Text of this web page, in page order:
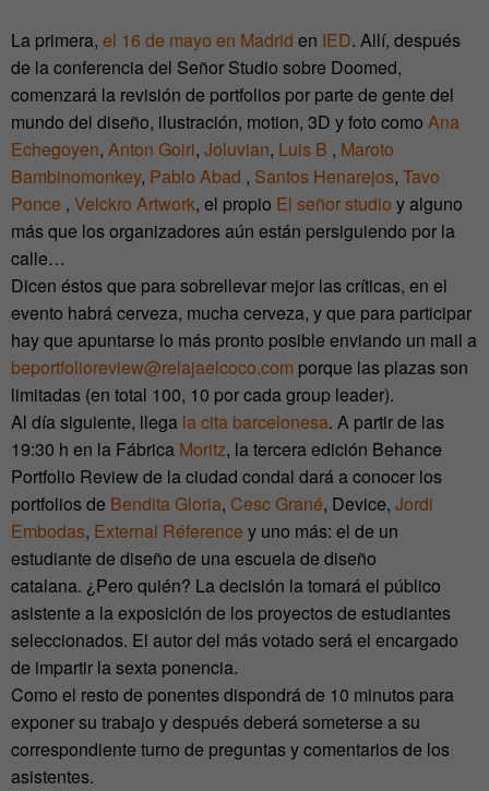
La primera, el 16 de mayo en Madrid en IED. Allí, después
de la conferencia del Señor Studio sobre Doomed,
comenzará la revisión de portfolios por parte de gente del
mundo del diseño, ilustración, motion, 3D y foto como Ana
Echegoyen, Anton Goiri, Joluvian, Luis B , Maroto
Bambinomonkey, Pablo Abad , Santos Henarejos, Tavo
Ponce , Velckro Artwork, el propio El señor studio y alguno
más que los organizadores aún están persiguiendo por la
calle…
Dicen éstos que para sobrellevar mejor las críticas, en el
evento habrá cerveza, mucha cerveza, y que para participar
hay que apuntarse lo más pronto posible enviando un mail a
beportfolioreview@relajaelcoco.com porque las plazas son
limitadas (en total 100, 10 por cada group leader).
Al día siguiente, llega la cita barcelonesa. A partir de las
19:30 h en la Fábrica Moritz, la tercera edición Behance
Portfolio Review de la ciudad condal dará a conocer los
portfolios de Bendita Gloria, Cesc Grané, Device, Jordi
Embodas, External Réference y uno más: el de un
estudiante de diseño de una escuela de diseño
catalana. ¿Pero quién? La decisión la tomará el público
asistente a la exposición de los proyectos de estudiantes
seleccionados. El autor del más votado será el encargado
de impartir la sexta ponencia.
Como el resto de ponentes dispondrá de 10 minutos para
exponer su trabajo y después deberá someterse a su
correspondiente turno de preguntas y comentarios de los
asistentes.